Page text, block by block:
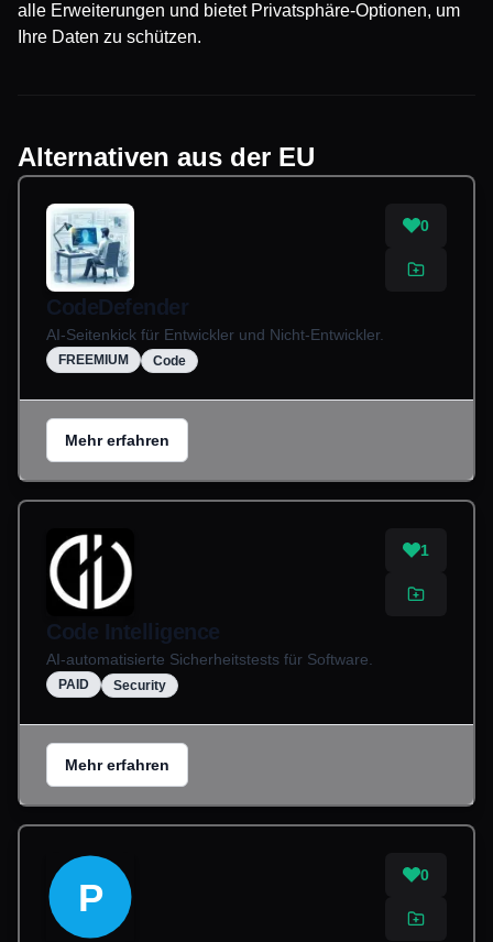
alle Erweiterungen und bietet Privatsphäre-Optionen, um
Ihre Daten zu schützen.
Alternativen aus der EU
0
CodeDefender
AI-Seitenkick für Entwickler und Nicht-Entwickler.
FREEMIUM Code
Mehr erfahren
1
Code Intelligence
AI-automatisierte Sicherheitstests für Software.
PAID Security
Mehr erfahren
P
0